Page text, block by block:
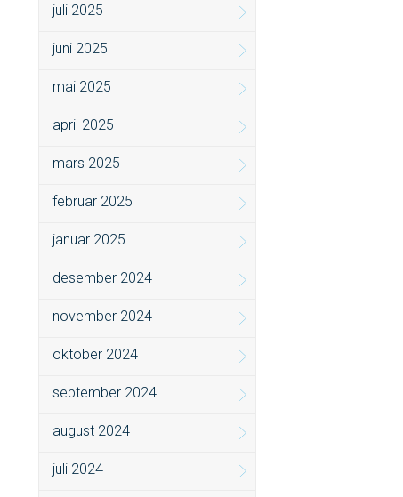
juli 2025
juni 2025
mai 2025
april 2025
mars 2025
februar 2025
januar 2025
desember 2024
november 2024
oktober 2024
september 2024
august 2024
juli 2024